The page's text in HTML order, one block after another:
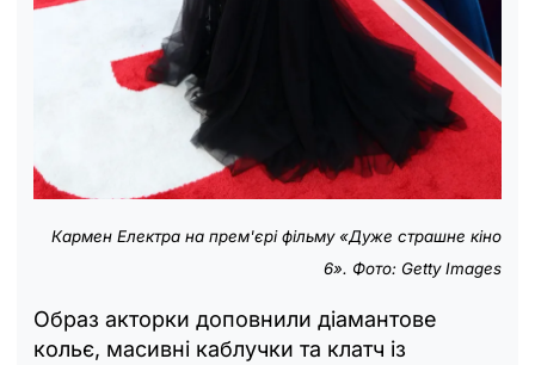
Кармен Електра на прем'єрі фільму «Дуже страшне кіно
6». Фото: Getty Images
Образ акторки доповнили діамантове
кольє, масивні каблучки та клатч із